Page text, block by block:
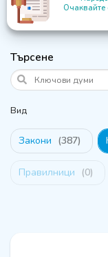
Очаквайте
Търсене
Вид
Закони (387)
Правилници (0)